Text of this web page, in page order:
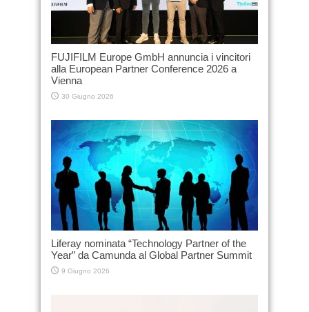
FUJIFILM Europe GmbH annuncia i vincitori
alla European Partner Conference 2026 a
Vienna
30 Giugno 2026
Liferay nominata “Technology Partner of the
Year” da Camunda al Global Partner Summit
9 Giugno 2026